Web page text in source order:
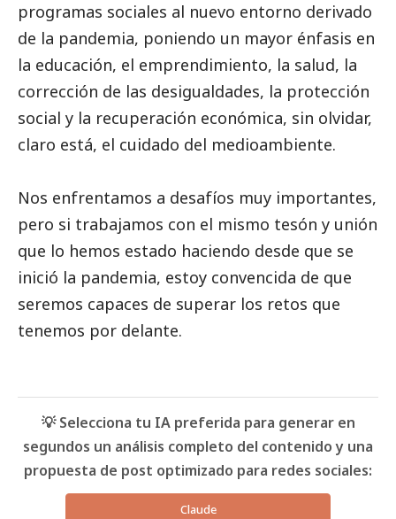
programas sociales al nuevo entorno derivado
de la pandemia, poniendo un mayor énfasis en
la educación, el emprendimiento, la salud, la
corrección de las desigualdades, la protección
social y la recuperación económica, sin olvidar,
claro está, el cuidado del medioambiente.
Nos enfrentamos a desafíos muy importantes,
pero si trabajamos con el mismo tesón y unión
que lo hemos estado haciendo desde que se
inició la pandemia, estoy convencida de que
seremos capaces de superar los retos que
tenemos por delante.
💡 Selecciona tu IA preferida para generar en
segundos un análisis completo del contenido y una
propuesta de post optimizado para redes sociales:
Claude